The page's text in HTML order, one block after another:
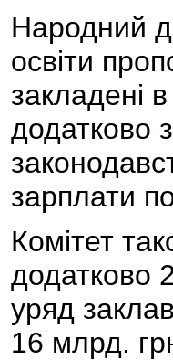
Народний
освіти
закладені
додатково
зарплати
Комітет
додатково
уряд
16 млрд.